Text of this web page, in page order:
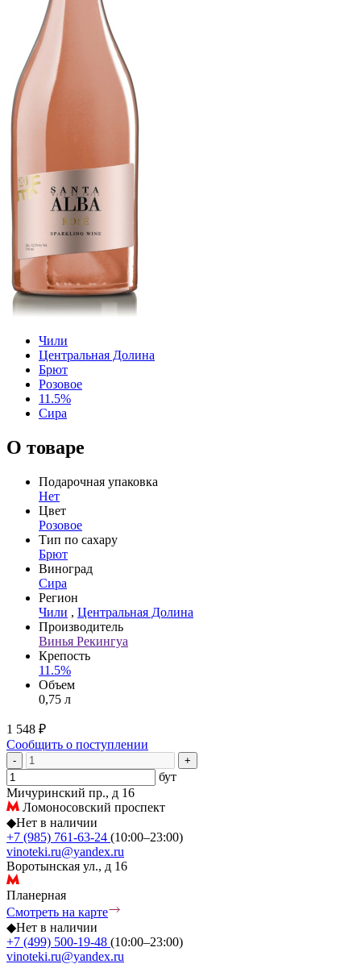
Чили
Центральная Долина
Брют
Розовое
11.5%
Сира
О товаре
Подарочная упаковка
Нет
Цвет
Розовое
Тип по сахару
Брют
Виноград
Сира
Регион
Чили , Центральная Долина
Производитель
Винья Рекингуа
Крепость
11.5%
Объем
0,75 л
1 548 ₽
Сообщить о поступлении
- +
бут
Мичуринский пр., д 16
Ломоносовский проспект
◆Нет в наличии
+7 (985) 761-63-24 (10:00–23:00)
vinoteki.ru@yandex.ru
Воротынская ул., д 16
Планерная
Смотреть на карте
◆Нет в наличии
+7 (499) 500-19-48 (10:00–23:00)
vinoteki.ru@yandex.ru